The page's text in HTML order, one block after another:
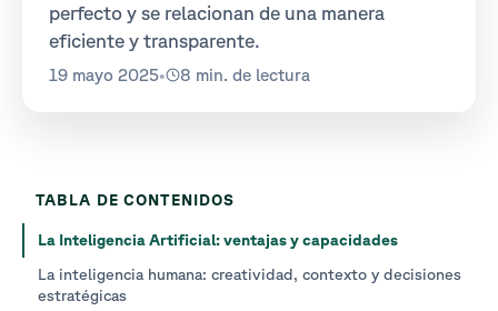
perfecto y se relacionan de una manera
eficiente y transparente.
19 mayo 2025• 8 min. de lectura
TABLA DE CONTENIDOS
La Inteligencia Artificial: ventajas y capacidades
La inteligencia humana: creatividad, contexto y decisiones
estratégicas